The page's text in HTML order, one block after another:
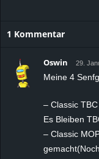
1 Kommentar
Oswin 29.
Meine 4
– Classic
Es Bleiben
– Classic